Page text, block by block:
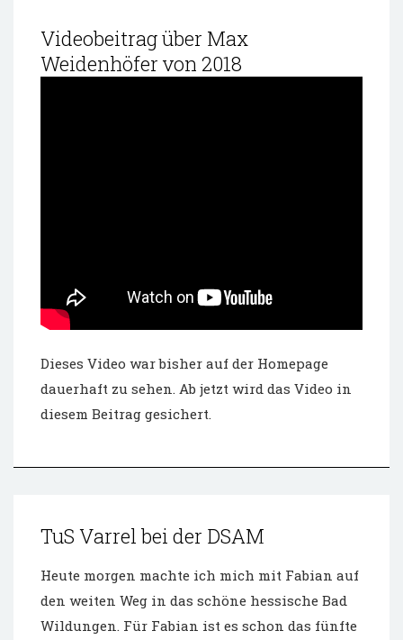
Videobeitrag über Max
Weidenhöfer von 2018
Dieses Video war bisher auf der Homepage
dauerhaft zu sehen. Ab jetzt wird das Video in
diesem Beitrag gesichert.
TuS Varrel bei der DSAM
Heute morgen machte ich mich mit Fabian auf
den weiten Weg in das schöne hessische Bad
Wildungen. Für Fabian ist es schon das fünfte